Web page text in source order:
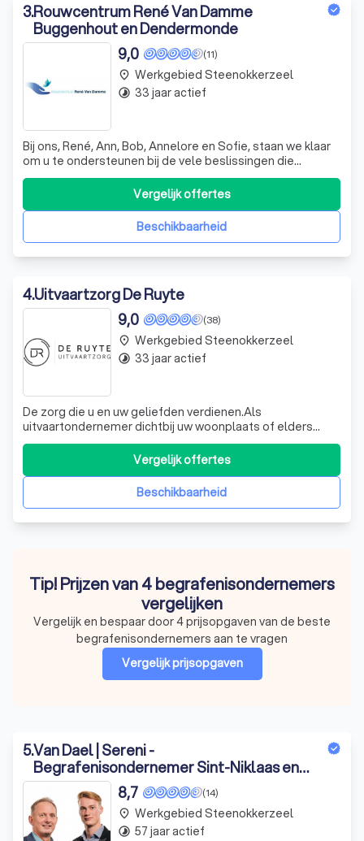
3.Rouwcentrum René Van Damme
Buggenhout en Dendermonde
(11)
9,0
Bij ons, René, Ann, Bob, Annelore en Sofie, staan we klaar
om u te ondersteunen bij de vele beslissingen die
genomen moeten worden bij een overlijden. We
bespreken samen met de familie van de overledene de
mogelijkheden voor een kerkelijke uitvaart, een
gebedsdienst, een burgerlijke dienst of een ui
Beschikbaarheid
Vergelijk offertes
place Werkgebied Steenokkerzeel
timelapse 33 jaar actief
4.Uitvaartzorg De Ruyte
(38)
9,0
De zorg die u en uw geliefden verdienen.Als
uitvaartondernemer dichtbij uw woonplaats of elders
bieden wij de nodige faciliteiten. Van uitvaartcentrum tot
begroeting van de overledene. Zo heeft u de keuze uit tal
van mogelijkheden om uw eigen uitvaartdienst of die van
uw familie voor te bereiden,Beschikbaarheid
Vergelijk offertes
place Werkgebied Steenokkerzeel
timelapse 33 jaar actief
Tip! Prijzen van 4 begrafenisondernemers
vergelijken
Vergelijk en bespaar door 4 prijsopgaven van de beste
begrafenisondernemers aan te vragen
Vergelijk prijsopgaven
5.Van Dael | Sereni -
Begrafenisondernemer Sint-Niklaas en
omstreken
(14)
8,7
place Werkgebied Steenokkerzeel
timelapse 57 jaar actief